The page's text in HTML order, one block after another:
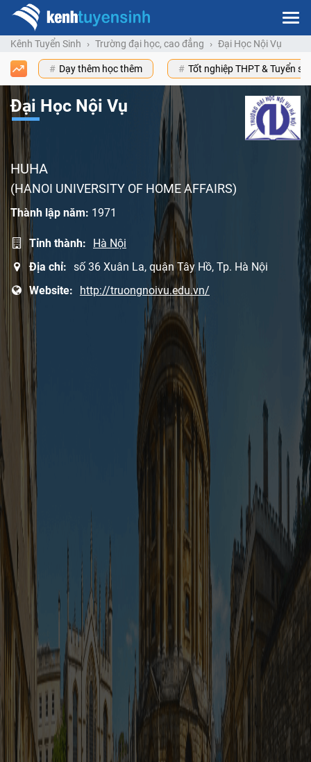
Kênh Tuyển Sinh Trường đại học, cao đẳng Đại Học Nội Vụ
Dạy thêm học thêm Tốt nghiệp THPT & Tuyển
Đại Học Nội Vụ
HUHA
(HANOI UNIVERSITY OF HOME AFFAIRS)
Thành lập năm: 1971
Tỉnh thành:
Hà Nội
Địa chỉ: số 36 Xuân La, quận Tây Hồ, Tp. Hà Nội
Website:
http://truongnoivu.edu.vn/